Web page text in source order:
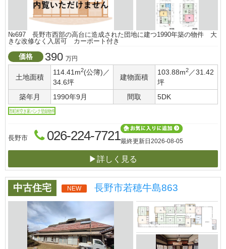
№697 長野市西部の高台に造成された団地に建つ1990年築の物件 大
きな改修なく入居可 カーポート付き
価格 390 万円
土地面積
114.41m2(公簿)／
34.6坪
建物面積
103.88m2 ／31.42
坪
築年月
1990年9月 間取 5DK
市町村空き家バンク登録物件
長野市 026-224-7721最終更新日 2026-08-05
▶詳しく見る
中古住宅 NEW 長野市若穂牛島863